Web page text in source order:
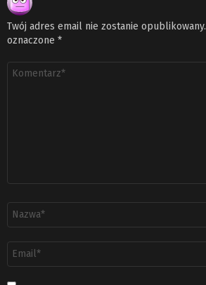
Twój adres email nie zostanie opublikowany.
oznaczone *
email
*